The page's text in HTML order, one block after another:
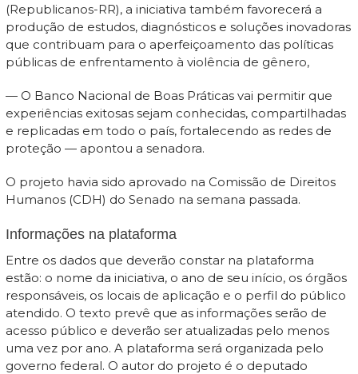
(Republicanos-RR), a iniciativa também favorecerá a
produção de estudos, diagnósticos e soluções inovadoras
que contribuam para o aperfeiçoamento das políticas
públicas de enfrentamento à violência de gênero,
— O Banco Nacional de Boas Práticas vai permitir que
experiências exitosas sejam conhecidas, compartilhadas
e replicadas em todo o país, fortalecendo as redes de
proteção — apontou a senadora.
O projeto havia sido aprovado na Comissão de Direitos
Humanos (CDH) do Senado na semana passada.
Informações na plataforma
Entre os dados que deverão constar na plataforma
estão: o nome da iniciativa, o ano de seu início, os órgãos
responsáveis, os locais de aplicação e o perfil do público
atendido. O texto prevê que as informações serão de
acesso público e deverão ser atualizadas pelo menos
uma vez por ano. A plataforma será organizada pelo
governo federal. O autor do projeto é o deputado